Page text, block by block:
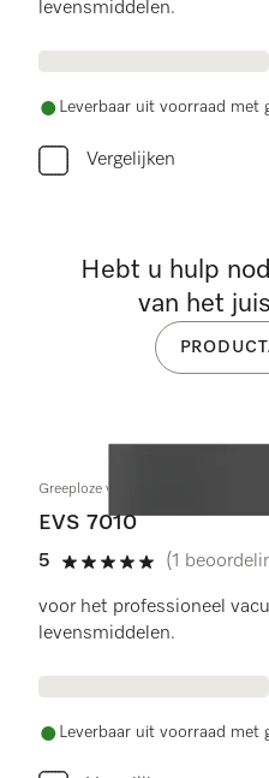
levensmiddelen.
Leverbaar uit voorraad met
Vergelijken
Greeploze vacuumlade 14 cm hoog
EVS 7010
5
5 sterren van de 5
(1
voor het professioneel
levensmiddelen.
Leverbaar uit voorraad met
Hebt u hulp
van het